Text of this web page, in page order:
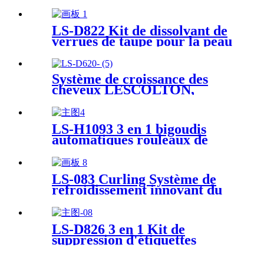
IPL Hair Removal Device
LS-D822 Kit de dissolvant de
verrues de taupe pour la peau
Système de croissance des
cheveux LESCOLTON,
approuvé par la FDA - 56
Laser de qualité médicale
LS-H1093 3 en 1 bigoudis
automatiques rouleaux de
baguette de curling avec 3
barils en céramique
interchangeables
LS-083 Curling Système de
refroidissement innovant du
Salon Home Use Professional
Cooling Curls Iron
LS-D826 3 en 1 Kit de
suppression d'étiquettes
cutanées Stylo de suppression